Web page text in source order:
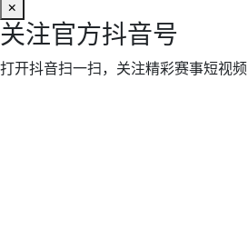
×
关注官方抖音号
打开抖音扫一扫，关注精彩赛事短视频